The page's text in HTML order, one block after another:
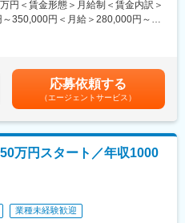
品
す。
す。
時退勤できる日がほとんど】
基本。業務量も業務時間の9:00～
います。配送ルートの設定も営業チ
円＜賃金形態＞月給制＜賃金内訳＞
350,000円＜月給＞280,000円～
応募依頼する
（エージェントサービス）
万円スタート／年収1000
業種未経験歓迎